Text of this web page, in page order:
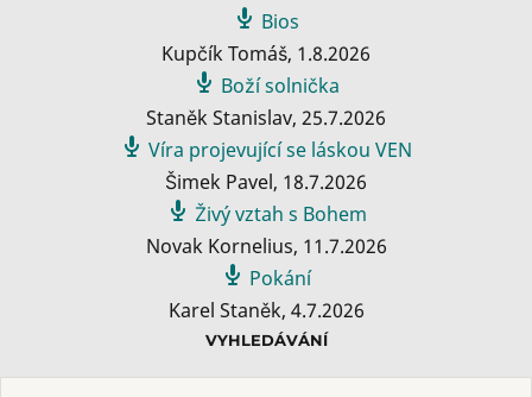
Bios
Kupčík Tomáš, 1.8.2026
Boží solnička
Staněk Stanislav, 25.7.2026
Víra projevující se láskou VEN
Šimek Pavel, 18.7.2026
Živý vztah s Bohem
Novak Kornelius, 11.7.2026
Pokání
Karel Staněk, 4.7.2026
VYHLEDÁVÁNÍ